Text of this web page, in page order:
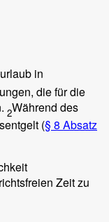
in
die für die
2Während des
(§ 8 Absatz
Zeit zu